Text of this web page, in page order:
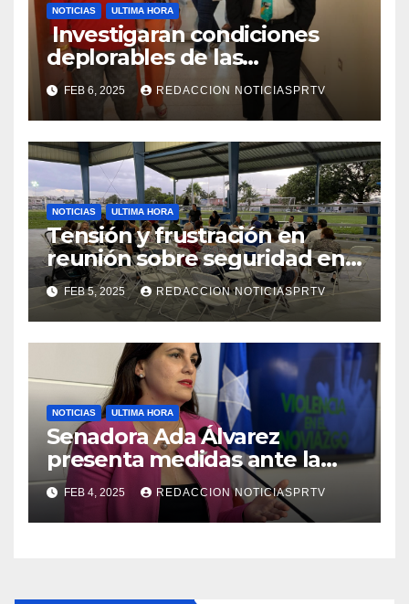
NOTICIAS ULTIMA HORA
Investigaran condiciones
deplorables de las
facilidades el Departamento
de la Salud en Mayagüez
FEB 6, 2025 REDACCION NOTICIASPRTV
NOTICIAS ULTIMA HORA
Tensión y frustración en
reunión sobre seguridad en
Reparto Metropolitano
FEB 5, 2025 REDACCION NOTICIASPRTV
NOTICIAS ULTIMA HORA
Senadora Ada Álvarez
presenta medidas ante la
violencia en el noviazgo
FEB 4, 2025 REDACCION NOTICIASPRTV